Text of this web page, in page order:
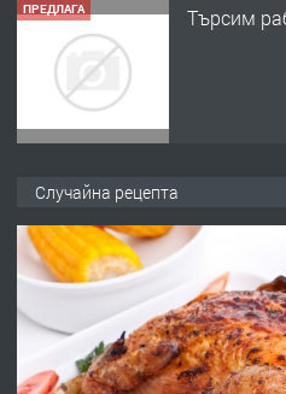
ПРЕДЛАГА Търсим
ПРЕДЛАГА Работа за
Случайна рецепта